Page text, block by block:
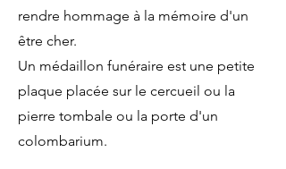
rendre hommage à la mémoire d'un
être cher.
Un médaillon funéraire est une petite
plaque placée sur le cercueil ou la
pierre tombale ou la porte d'un
colombarium.